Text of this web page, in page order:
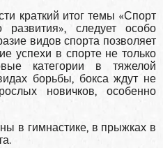
краткий итог темы «Спорт
развития», следует особо
видов спорта позволяет
успехи в спорте не только
категории в тяжелой
борьбы, бокса ждут не
новичков, особенно
в гимнастике, в прыжках в